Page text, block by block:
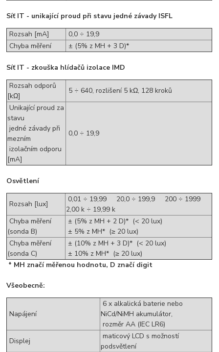
Síť IT - unikající proud při stavu jedné závady ISFL
Rozsah [mA]
0,0 ÷ 19,9
Chyba měření
± (5% z MH + 3 D)*
Síť IT - zkouška hlídačů izolace IMD
Rozsah odporů
[kΩ]
5 ÷ 640, rozlišení 5 kΩ, 128 kroků
Unikající proud za
stavu
jedné závady při
mezním
izolačním odporu
[mA]
0,0 ÷ 19,9
Osvětlení
Rozsah [lux]
0,01 ÷ 19,99 20,0 ÷ 199,9 200 ÷ 1999
2,00 k ÷ 19,99 k
Chyba měření
(sonda B)
± (5% z MH + 2 D)* (< 20 lux)
± 5% z MH* (≥ 20 lux)
Chyba měření
(sonda C)
± (10% z MH + 3 D)* (< 20 lux)
± 10% z MH* (≥ 20 lux)
* MH značí měřenou hodnotu, D značí digit
Všeobecně:
Napájení
6 x alkalická baterie nebo
NiCd/NiMH akumulátor,
rozměr AA (IEC LR6)
Displej
maticový LCD s možností
podsvětlení